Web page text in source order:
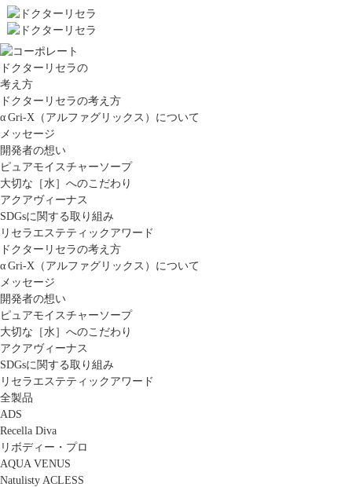
ドクターリセラの
考え方
ドクターリセラの考え方
α Gri-X（アルファグリックス）について
メッセージ
開発者の想い
ピュアモイスチャーソープ
大切な［水］へのこだわり
アクアヴィーナス
SDGsに関する取り組み
リセラエステティックアワード
ドクターリセラの考え方
α Gri-X（アルファグリックス）について
メッセージ
開発者の想い
ピュアモイスチャーソープ
大切な［水］へのこだわり
アクアヴィーナス
SDGsに関する取り組み
リセラエステティックアワード
全製品
ADS
Recella Diva
リボディー・プロ
AQUA VENUS
Natulisty ACLESS